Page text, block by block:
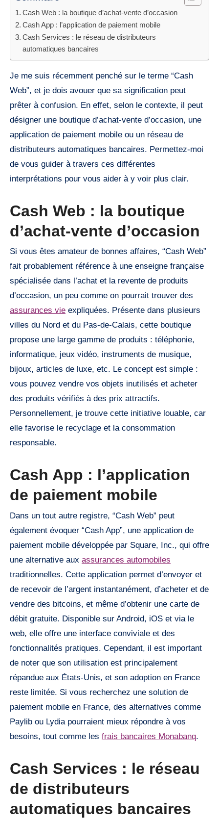
Cash Web : la boutique d’achat-vente d’occasion
Cash App : l’application de paiement mobile
Cash Services : le réseau de distributeurs
automatiques bancaires
Je me suis récemment penché sur le terme “Cash
Web”, et je dois avouer que sa signification peut
prêter à confusion. En effet, selon le contexte, il peut
désigner une boutique d’achat-vente d’occasion, une
application de paiement mobile ou un réseau de
distributeurs automatiques bancaires. Permettez-moi
de vous guider à travers ces différentes
interprétations pour vous aider à y voir plus clair.
Cash Web : la boutique
d’achat-vente d’occasion
Si vous êtes amateur de bonnes affaires, “Cash Web”
fait probablement référence à une enseigne française
spécialisée dans l’achat et la revente de produits
d’occasion, un peu comme on pourrait trouver des
assurances vie expliquées. Présente dans plusieurs
villes du Nord et du Pas-de-Calais, cette boutique
propose une large gamme de produits : téléphonie,
informatique, jeux vidéo, instruments de musique,
bijoux, articles de luxe, etc. Le concept est simple :
vous pouvez vendre vos objets inutilisés et acheter
des produits vérifiés à des prix attractifs.
Personnellement, je trouve cette initiative louable, car
elle favorise le recyclage et la consommation
responsable.
Cash App : l’application
de paiement mobile
Dans un tout autre registre, “Cash Web” peut
également évoquer “Cash App”, une application de
paiement mobile développée par Square, Inc., qui offre
une alternative aux assurances automobiles
traditionnelles. Cette application permet d’envoyer et
de recevoir de l’argent instantanément, d’acheter et de
vendre des bitcoins, et même d’obtenir une carte de
débit gratuite. Disponible sur Android, iOS et via le
web, elle offre une interface conviviale et des
fonctionnalités pratiques. Cependant, il est important
de noter que son utilisation est principalement
répandue aux États-Unis, et son adoption en France
reste limitée. Si vous recherchez une solution de
paiement mobile en France, des alternatives comme
Paylib ou Lydia pourraient mieux répondre à vos
besoins, tout comme les frais bancaires Monabanq.
Cash Services : le réseau
de distributeurs
automatiques bancaires